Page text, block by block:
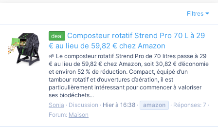
Filtres
deal
Composteur rotatif Strend Pro 70 L à 29
€ au lieu de 59,82 € chez Amazon
🌱 Le composteur rotatif Strend Pro de 70 litres passe à 29
€ au lieu de 59,82 € chez Amazon, soit 30,82 € d’économie
et environ 52 % de réduction. Compact, équipé d’un
tambour rotatif et d’ouvertures d’aération, il est
particulièrement intéressant pour commencer à valoriser
ses biodéchets...
Sonia
Discussion Hier à 16:38 amazon
Réponses: 7
Forum: Maison